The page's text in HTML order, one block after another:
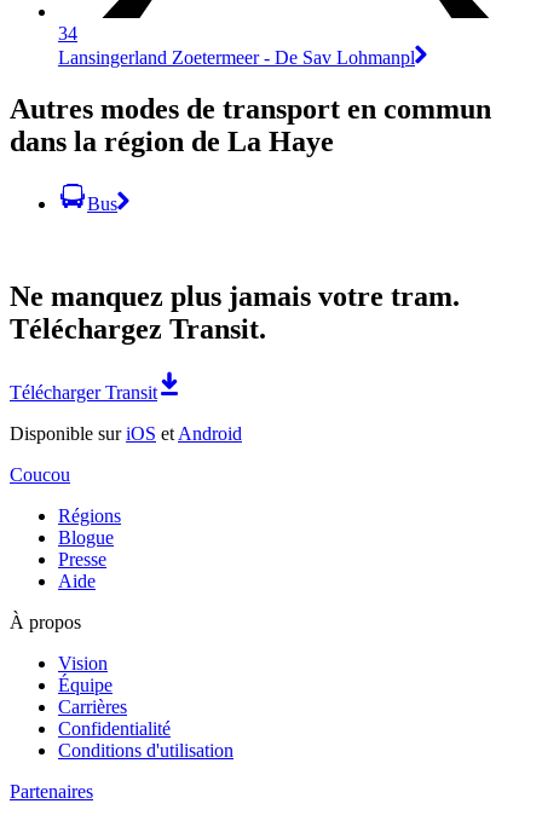
34
Lansingerland Zoetermeer - De Sav Lohmanpl
Autres modes de transport en commun
dans la région de La Haye
Bus
Ne manquez plus jamais votre tram.
Téléchargez Transit.
Télécharger Transit
Disponible suriOS et Android
Coucou
Régions
Blogue
Presse
Aide
À propos
Vision
Équipe
Carrières
Confidentialité
Conditions d'utilisation
Partenaires